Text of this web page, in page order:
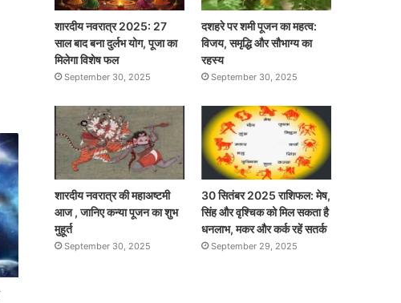
शारदीय नवरात्र 2025: 27
साल बाद बना दुर्लभ योग, पूजा का
मिलेगा विशेष फल
September 30, 2025
दशहरे पर शमी पूजन का महत्व:
विजय, समृद्धि और सौभाग्य का
रहस्य
September 30, 2025
शारदीय नवरात्र की महाअष्टमी
आज , जानिए कन्या पूजन का शुभ
मुहूर्त
September 30, 2025
30 सितंबर 2025 राशिफल: मेष,
सिंह और वृश्चिक को मिल सकता है
धनलाभ, मकर और कर्क रहें सतर्क
September 29, 2025